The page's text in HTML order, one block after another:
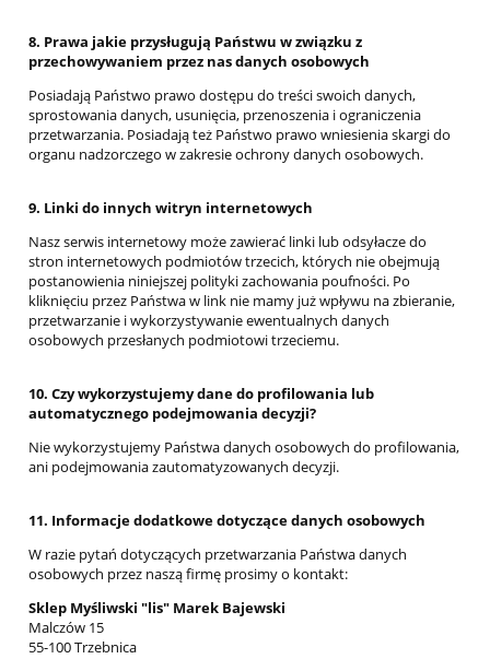
8. Prawa jakie przysługują Państwu w związku z
przechowywaniem przez nas danych osobowych
Posiadają Państwo prawo dostępu do treści swoich danych,
sprostowania danych, usunięcia, przenoszenia i ograniczenia
przetwarzania. Posiadają też Państwo prawo wniesienia skargi do
organu nadzorczego w zakresie ochrony danych osobowych.
9. Linki do innych witryn internetowych
Nasz serwis internetowy może zawierać linki lub odsyłacze do
stron internetowych podmiotów trzecich, których nie obejmują
postanowienia niniejszej polityki zachowania poufności. Po
kliknięciu przez Państwa w link nie mamy już wpływu na zbieranie,
przetwarzanie i wykorzystywanie ewentualnych danych
osobowych przesłanych podmiotowi trzeciemu.
10. Czy wykorzystujemy dane do profilowania lub
automatycznego podejmowania decyzji?
Nie wykorzystujemy Państwa danych osobowych do profilowania,
ani podejmowania zautomatyzowanych decyzji.
11. Informacje dodatkowe dotyczące danych osobowych
W razie pytań dotyczących przetwarzania Państwa danych
osobowych przez naszą firmę prosimy o kontakt:
Sklep Myśliwski "lis" Marek Bajewski
Malczów 15
55-100 Trzebnica